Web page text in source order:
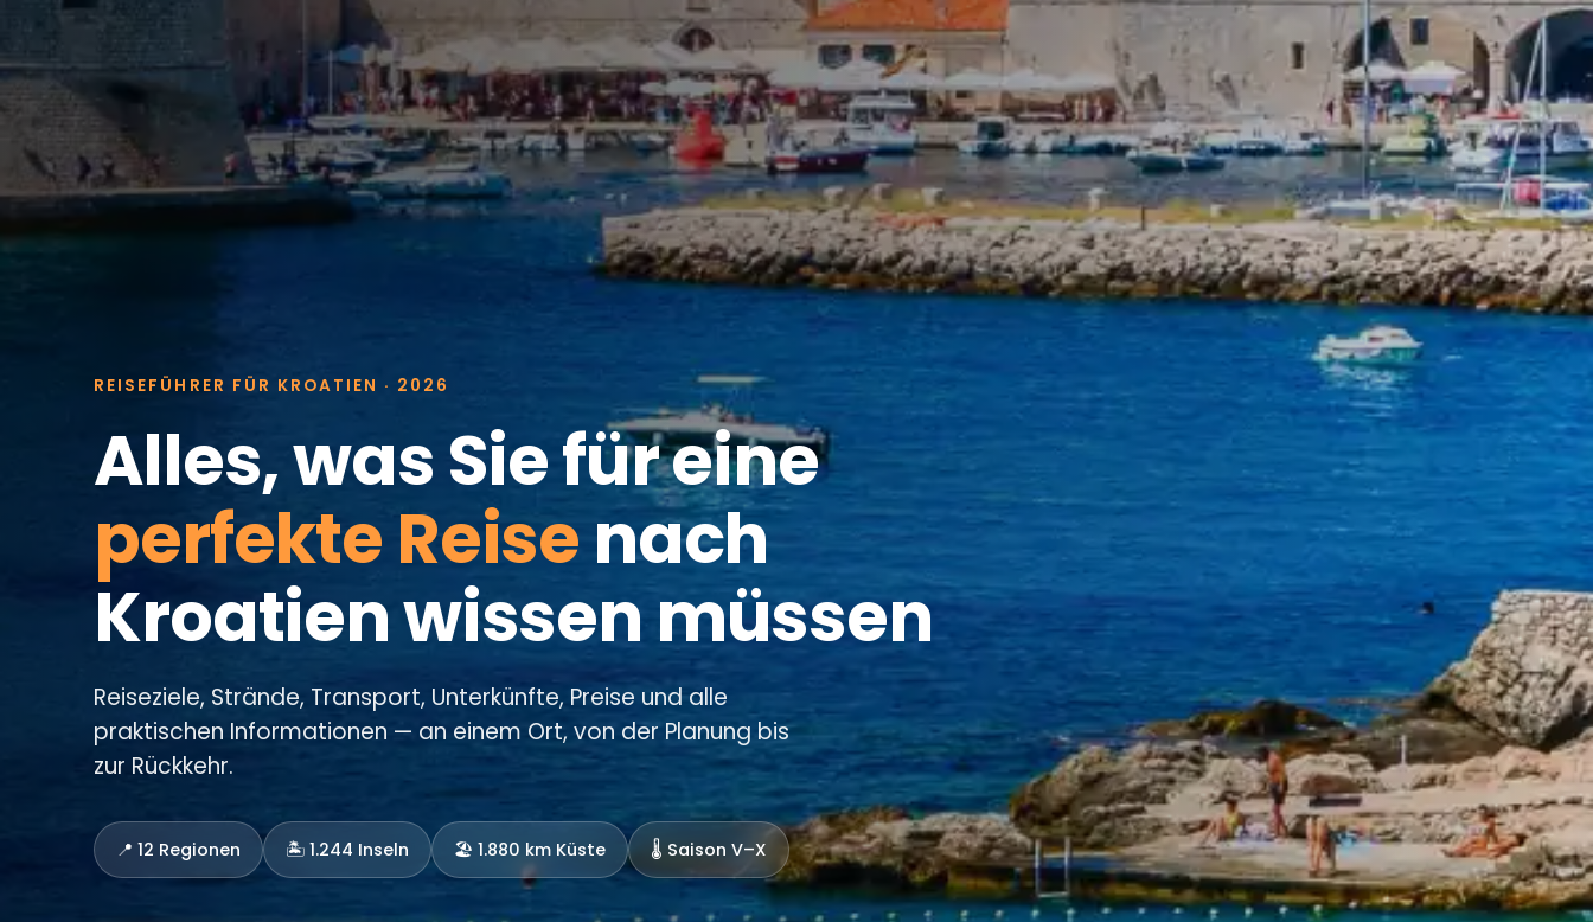
REISEFÜHRER FÜR KROATIEN · 2026
Alles, was Sie für eine
perfekte Reise nach
Kroatien wissen müssen
Reiseziele, Strände, Transport, Unterkünfte, Preise und alle
praktischen Informationen — an einem Ort, von der Planung bis
zur Rückkehr.
📍 12 Regionen 🏝️ 1.244 Inseln 🏖️ 1.880 km Küste 🌡️ Saison V–X